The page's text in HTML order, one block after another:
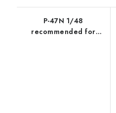
P-47N 1/48
recommended for